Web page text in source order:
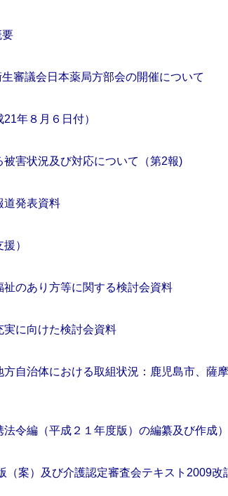
要
審議会日本薬局方部会の開催について
年８月６日付）
害状況及び対応について（第2報)
道発表資料
）
のあり方等に関する検討会資料
に向けた検討会資料
自治体における取組状況：鹿児島市、薩
令編（平成２１年度版）の編纂及び作成）
（案）及び介護認定審査会テキスト2009改